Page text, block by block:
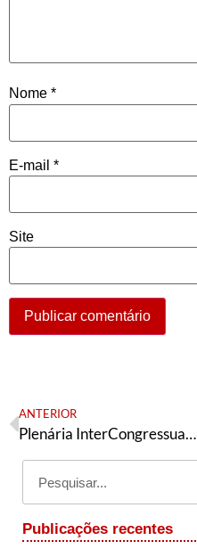
Nome *
E-mail *
Site
ANTERIOR
Plenária InterCongressual da CNTE
Publicações recentes